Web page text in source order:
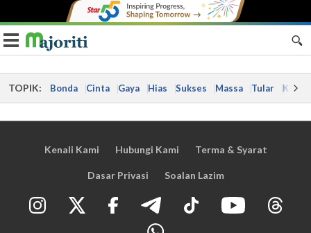
Toggle navigation
TOPIK: Bonda Cinta Gaya Hias Sukses Massa Tular Kes
Kenali Kami Hubungi Kami Terma & Syarat
Dasar Privasi Soalan Lazim